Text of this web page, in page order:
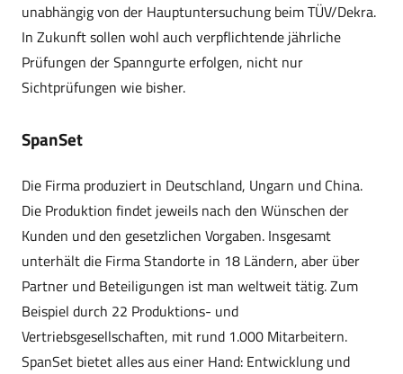
unabhängig von der Hauptuntersuchung beim TÜV/Dekra.
In Zukunft sollen wohl auch verpflichtende jährliche
Prüfungen der Spanngurte erfolgen, nicht nur
Sichtprüfungen wie bisher.
SpanSet
Die Firma produziert in Deutschland, Ungarn und China.
Die Produktion findet jeweils nach den Wünschen der
Kunden und den gesetzlichen Vorgaben. Insgesamt
unterhält die Firma Standorte in 18 Ländern, aber über
Partner und Beteiligungen ist man weltweit tätig. Zum
Beispiel durch 22 Produktions- und
Vertriebsgesellschaften, mit rund 1.000 Mitarbeitern.
SpanSet bietet alles aus einer Hand: Entwicklung und